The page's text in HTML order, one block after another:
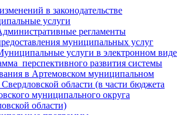
в законодательстве
услуги
регламенты
муниципальных услуг
услуги в электронном виде
перспективного развития системы
в Артемовском муниципальном
Свердловской области (в части бюджета
муниципального округа
области)